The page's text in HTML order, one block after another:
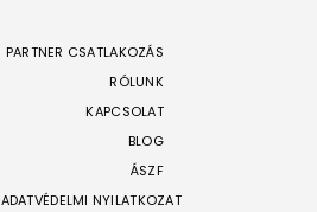
PARTNER CSATLAKOZÁS
RÓLUNK
KAPCSOLAT
BLOG
ÁSZF
ADATVÉDELMI NYILATKOZAT